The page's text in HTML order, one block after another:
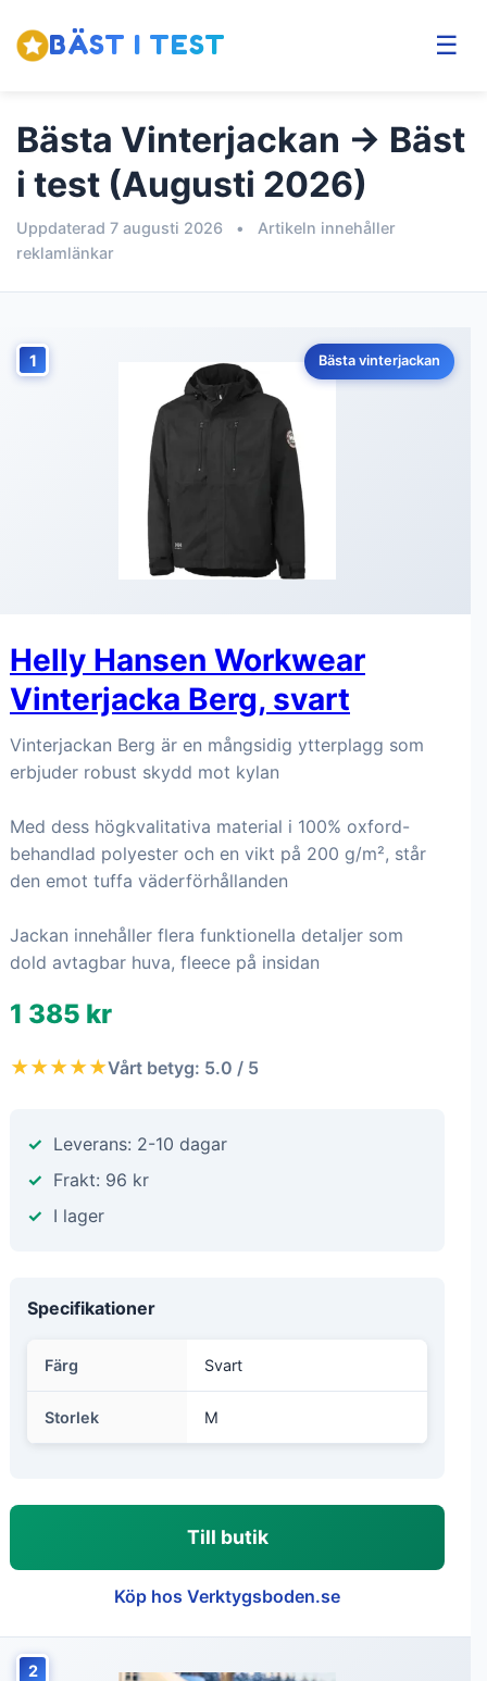
BÄST I TEST ☰
Bästa Vinterjackan → Bäst
i test (Augusti 2026)
Uppdaterad 7 augusti 2026 •
Artikeln innehåller
reklamlänkar
1 Bästa vinterjackan
Helly Hansen Workwear
Vinterjacka Berg, svart
Vinterjackan Berg är en mångsidig ytterplagg som
erbjuder robust skydd mot kylan
Med dess högkvalitativa material i 100% oxford-
behandlad polyester och en vikt på 200 g/m², står
den emot tuffa väderförhållanden
Jackan innehåller flera funktionella detaljer som
dold avtagbar huva, fleece på insidan
1 385 kr
★★★★★Vårt betyg: 5.0 / 5
Leverans: 2-10 dagar
Frakt: 96 kr
I lager
Specifikationer
Färg Svart
Storlek M
Till butik
Köp hos Verktygsboden.se
2